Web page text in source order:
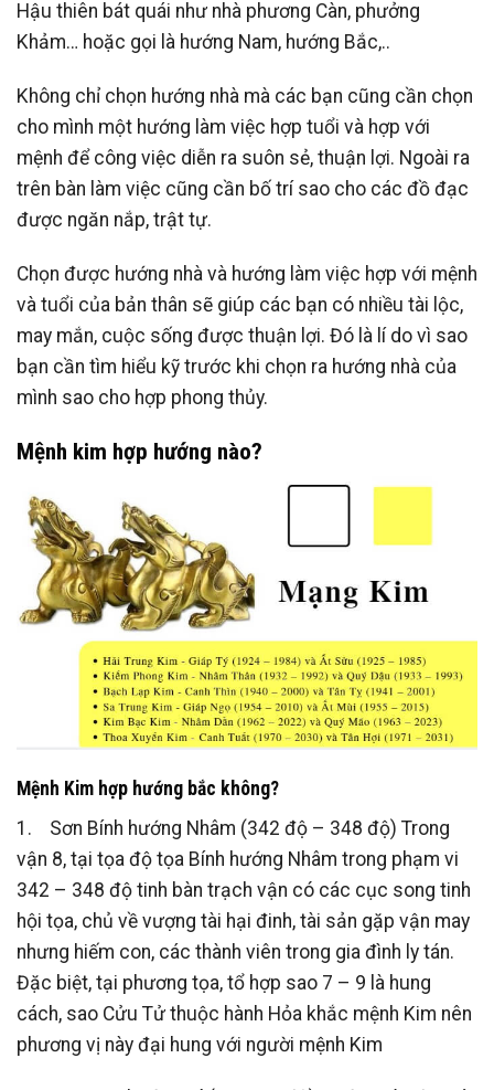
Hậu thiên bát quái như nhà phương Càn, phưởng
Khảm… hoặc gọi là hướng Nam, hướng Bắc,..
Không chỉ chọn hướng nhà mà các bạn cũng cần chọn
cho mình một hướng làm việc hợp tuổi và hợp với
mệnh để công việc diễn ra suôn sẻ, thuận lợi. Ngoài ra
trên bàn làm việc cũng cần bố trí sao cho các đồ đạc
được ngăn nắp, trật tự.
Chọn được hướng nhà và hướng làm việc hợp với mệnh
và tuổi của bản thân sẽ giúp các bạn có nhiều tài lộc,
may mắn, cuộc sống được thuận lợi. Đó là lí do vì sao
bạn cần tìm hiểu kỹ trước khi chọn ra hướng nhà của
mình sao cho hợp phong thủy.
Mệnh kim hợp hướng nào?
Mệnh Kim hợp hướng bắc không?
1. Sơn Bính hướng Nhâm (342 độ – 348 độ) Trong
vận 8, tại tọa độ tọa Bính hướng Nhâm trong phạm vi
342 – 348 độ tinh bàn trạch vận có các cục song tinh
hội tọa, chủ về vượng tài hại đinh, tài sản gặp vận may
nhưng hiếm con, các thành viên trong gia đình ly tán.
Đặc biệt, tại phương tọa, tổ hợp sao 7 – 9 là hung
cách, sao Cửu Tử thuộc hành Hỏa khắc mệnh Kim nên
phương vị này đại hung với người mệnh Kim